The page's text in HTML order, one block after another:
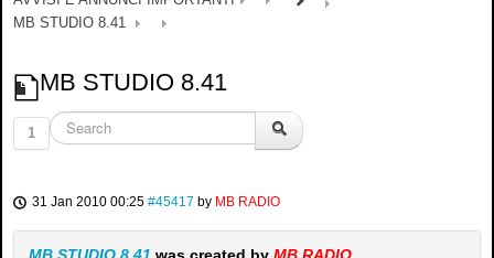
MB STUDIO 8.41
MB STUDIO 8.41
1
31 Jan 2010 00:25 #45417 by MB RADIO